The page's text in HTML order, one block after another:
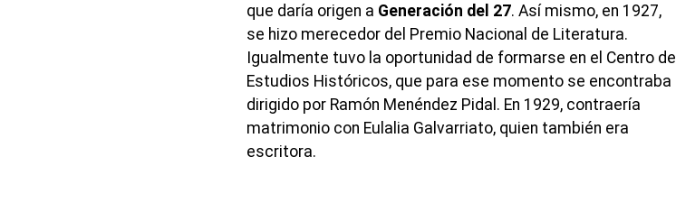
que daría origen a Generación del 27. Así mismo, en 1927,
se hizo merecedor del Premio Nacional de Literatura.
Igualmente tuvo la oportunidad de formarse en el Centro de
Estudios Históricos, que para ese momento se encontraba
dirigido por Ramón Menéndez Pidal. En 1929, contraería
matrimonio con Eulalia Galvarriato, quien también era
escritora.